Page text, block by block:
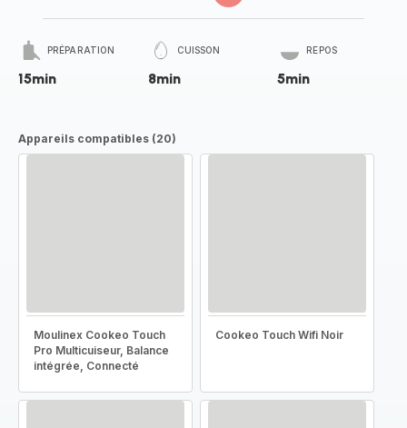
PRÉPARATION
15min
CUISSON
8min
REPOS
5min
Appareils compatibles (20)
Moulinex Cookeo Touch
Pro Multicuiseur, Balance
intégrée, Connecté
Cookeo Touch Wifi Noir